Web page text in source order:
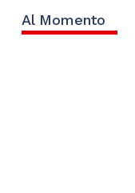
Al Momento